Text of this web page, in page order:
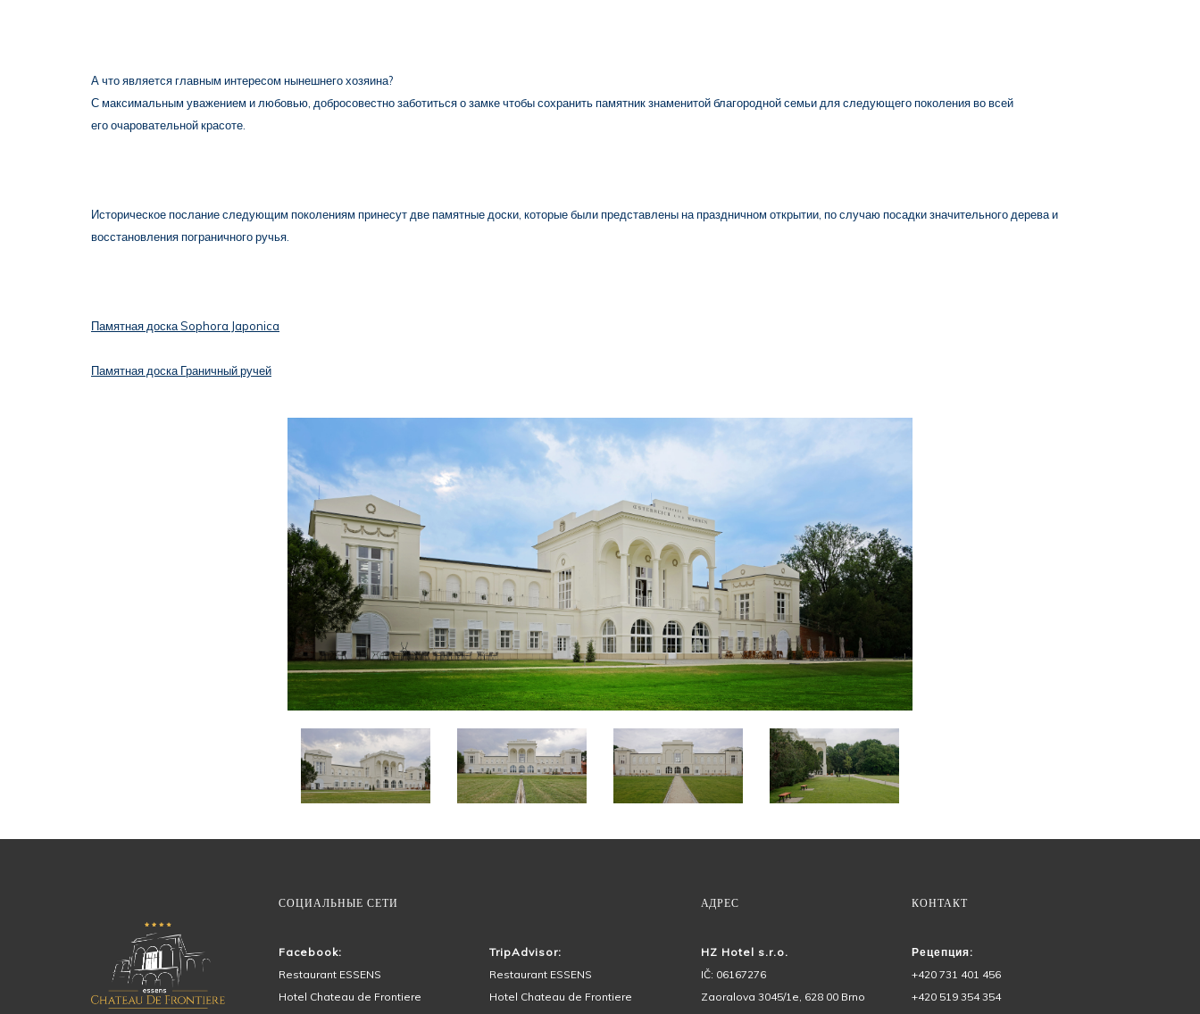
А что является главным интересом нынешнего хозяина?
С максимальным уважением и любовью, добросовестно заботиться о замке чтобы сохранить памятник знаменитой благородной семьи для следующего поколения во всей
его очаровательной красоте.
Историческое послание следующим поколениям принесут две памятные доски, которые были представлены на праздничном открытии, по случаю посадки значительного дерева и
восстановления пограничного ручья.
Памятная доска Sophora Japonica
Памятная доска Граничный ручей
СОЦИАЛЬНЫЕ СЕТИ
Facebook:
Restaurant ESSENS
Hotel Chateau de Frontiere
TripAdvisor:
Restaurant ESSENS
Hotel Chateau de Frontiere
АДРЕС
HZ Hotel s.r.o.
IČ: 06167276
Zaoralova 3045/1e, 628 00 Brno
КОНТАКТ
Рецепция:
+420 731 401 456
+420 519 354 354